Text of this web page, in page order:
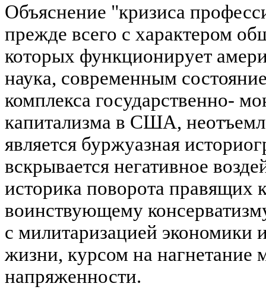
Объяснение "кризиса
прежде всего с характером
которых функционирует
наука, современным
комплекса государственно-
капитализма в США,
является буржуазная
вскрывается негативное
историка поворота правящих
воинствующему
с милитаризацией экономики
жизни, курсом на нагнетание
напряженности.